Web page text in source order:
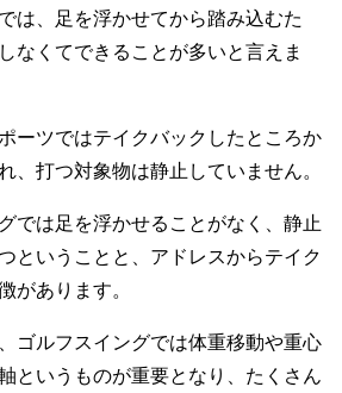
は、足を浮かせてから踏み込むた
なくてできることが多いと言えま
ーツではテイクバックしたところか
、打つ対象物は静止していません。
では足を浮かせることがなく、静止
ということと、アドレスからテイク
があります。
ゴルフスイングでは体重移動や重心
というものが重要となり、たくさん